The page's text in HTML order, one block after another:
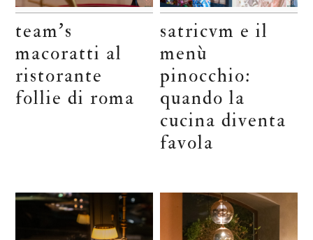
team’s
macoratti al
ristorante
follie di roma
satricvm e il
menù
pinocchio:
quando la
cucina diventa
favola